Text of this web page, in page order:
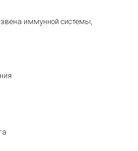
иммунной системы,